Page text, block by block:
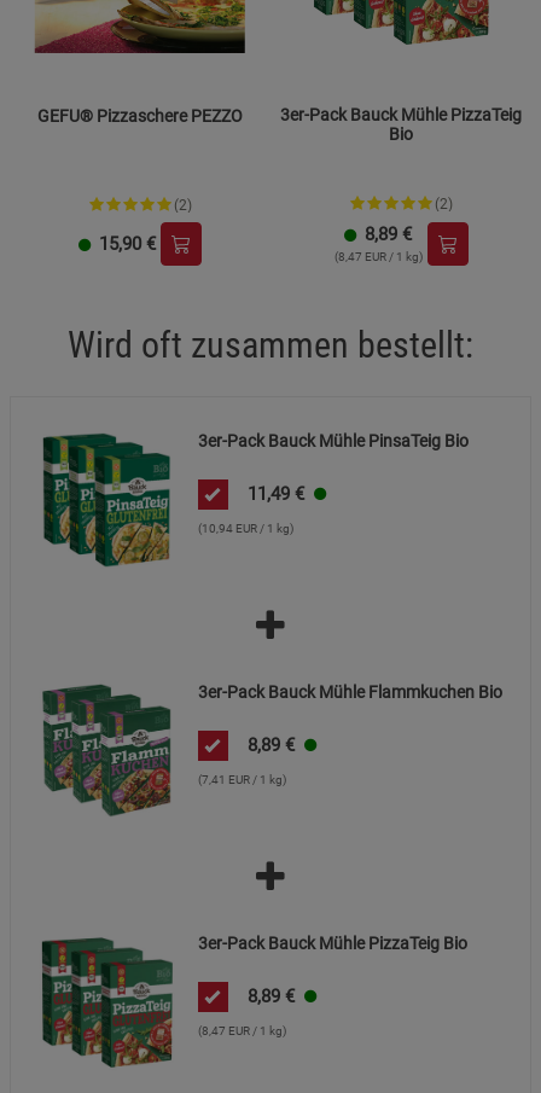
GEFU® Pizzaschere PEZZO
(2)
15,90 €
3er-Pack Bauck Mühle PizzaTeig
Bio
(2)
8,89 €
(8,47 EUR / 1 kg)
Wird oft zusammen bestellt:
3er-Pack Bauck Mühle PinsaTeig Bio
11,49 €
(10,94 EUR / 1 kg)
3er-Pack Bauck Mühle Flammkuchen Bio
8,89 €
(7,41 EUR / 1 kg)
3er-Pack Bauck Mühle PizzaTeig Bio
8,89 €
(8,47 EUR / 1 kg)